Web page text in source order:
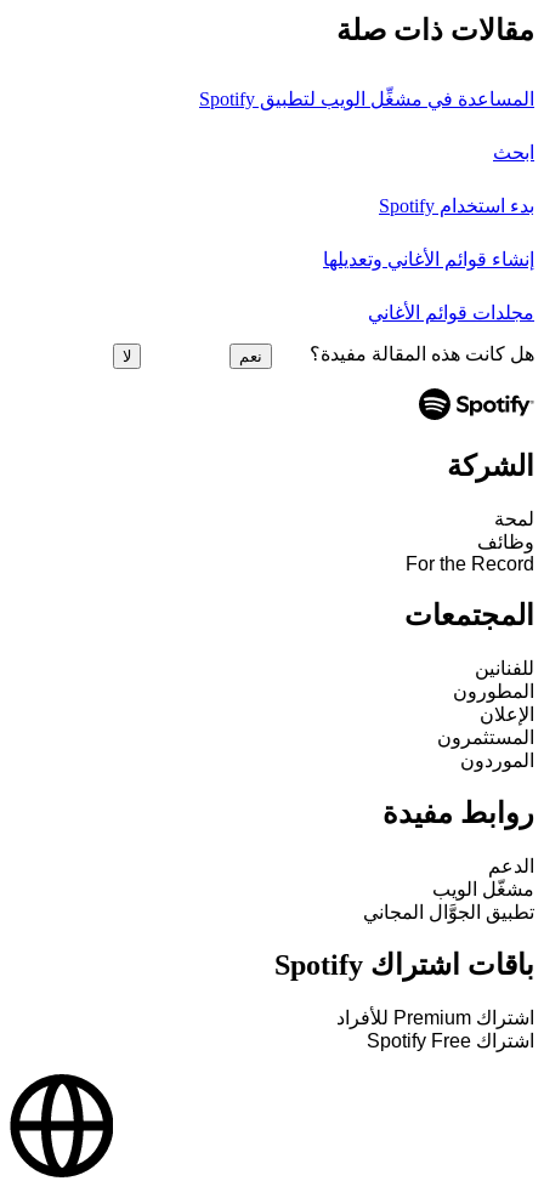
مقالات ذات صلة
المساعدة في مشغِّل الويب لتطبيق Spotify
ابحث
بدء استخدام Spotify
إنشاء قوائم الأغاني وتعديلها
مجلدات قوائم الأغاني
هل كانت هذه المقالة مفيدة؟ نعم لا
الشركة
لمحة
وظائف
For the Record
المجتمعات
للفنانين
المطورون
الإعلان
المستثمرون
الموردون
روابط مفيدة
الدعم
مشغّل الويب
تطبيق الجوَّال المجاني
باقات اشتراك Spotify
اشتراك Premium للأفراد
اشتراك Spotify Free